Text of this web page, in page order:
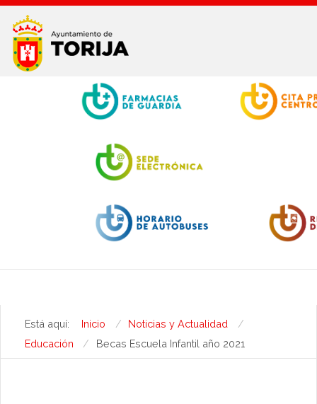
Youtube
Está aquí: Inicio
Noticias y Actualidad
Educación
Becas Escuela Infantil año 2021